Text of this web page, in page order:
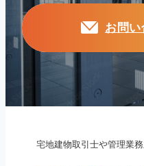
お問い
宅地建物取引士や管理業務